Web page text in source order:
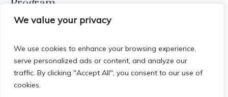
We value your privacy
We use cookies to enhance your browsing experience,
serve personalized ads or content, and analyze our
traffic. By clicking "Accept All", you consent to our use of
cookies.
Program
intrare)
Luni & Marți: Închis